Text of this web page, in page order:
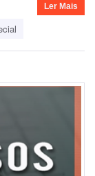
Ler Mais